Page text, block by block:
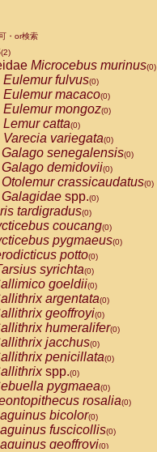
・or検索
(2)
Microcebus murinus(0)
Eulemur fulvus(0)
Eulemur macaco(0)
Eulemur mongoz(0)
Lemur catta(0)
Varecia variegata(0)
Galago senegalensis(0)
Galago demidovii(0)
Otolemur crassicaudatus(0)
Galagidae spp.(0)
tardigradus(0)
coucang(0)
pygmaeus(0)
potto(0)
syrichta(0)
goeldii(0)
argentata(0)
geoffroyi(0)
humeralifer(0)
jacchus(0)
penicillata(0)
spp.(0)
pygmaea(0)
rosalia(0)
bicolor(0)
fuscicollis(0)
geoffroyi(0)